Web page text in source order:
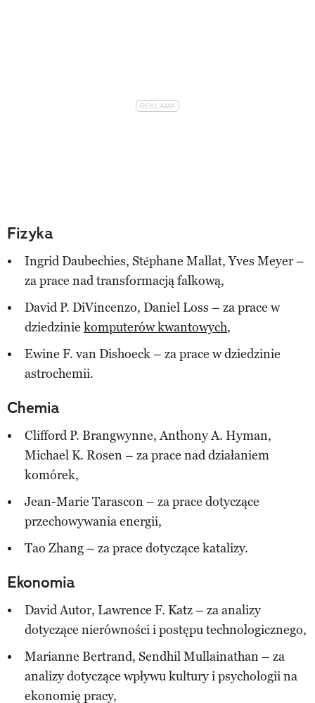
Fizyka
Ingrid Daubechies, Stéphane Mallat, Yves Meyer –
za prace nad transformacją falkową,
David P. DiVincenzo, Daniel Loss – za prace w
dziedzinie komputerów kwantowych,
Ewine F. van Dishoeck – za prace w dziedzinie
astrochemii.
Chemia
Clifford P. Brangwynne, Anthony A. Hyman,
Michael K. Rosen – za prace nad działaniem
komórek,
Jean-Marie Tarascon – za prace dotyczące
przechowywania energii,
Tao Zhang – za prace dotyczące katalizy.
Ekonomia
David Autor, Lawrence F. Katz – za analizy
dotyczące nierówności i postępu technologicznego,
Marianne Bertrand, Sendhil Mullainathan – za
analizy dotyczące wpływu kultury i psychologii na
ekonomię pracy,